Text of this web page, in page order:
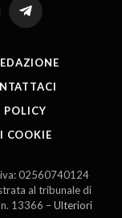
Telegram
POLICY
COOKIE
02560740124
al tribunale di
13366 –Ulteriori